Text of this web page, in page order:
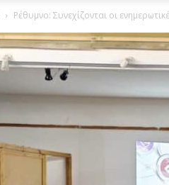
Ρέθυμνο: Συνεχίζονται οι